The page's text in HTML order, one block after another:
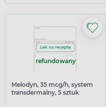
refundowany
Melodyn, 35 mcg/h, system
transdermalny, 5 sztuk